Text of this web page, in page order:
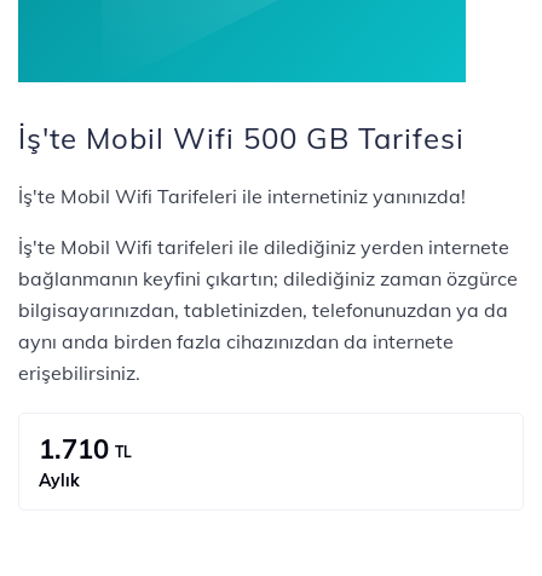
İş'te Mobil Wifi 500 GB Tarifesi
İş'te Mobil Wifi Tarifeleri ile internetiniz yanınızda!
İş'te Mobil Wifi tarifeleri ile dilediğiniz yerden internete
bağlanmanın keyfini çıkartın; dilediğiniz zaman özgürce
bilgisayarınızdan, tabletinizden, telefonunuzdan ya da
aynı anda birden fazla cihazınızdan da internete
erişebilirsiniz.
1.710 TL
Aylık